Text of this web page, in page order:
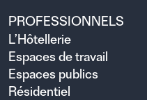
PROFESSIONNELS
L’Hôtellerie
Espaces de travail
Espaces publics
Résidentiel